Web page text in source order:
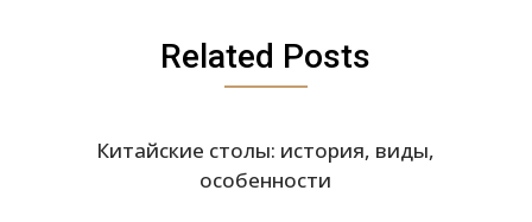
Related Posts
Китайские столы: история, виды,
особенности